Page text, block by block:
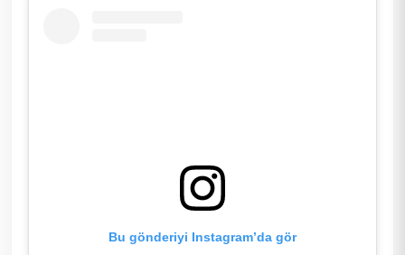
Bu gönderiyi Instagram’da gör